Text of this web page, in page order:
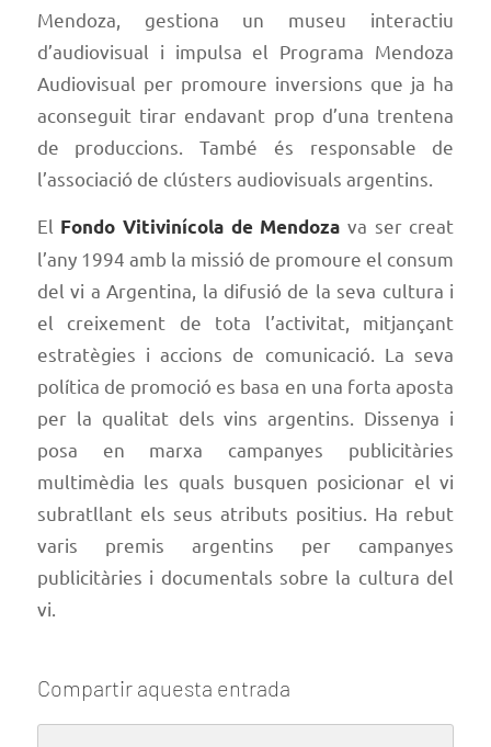
Mendoza, gestiona un museu interactiu
d’audiovisual i impulsa el Programa Mendoza
Audiovisual per promoure inversions que ja ha
aconseguit tirar endavant prop d’una trentena
de produccions. També és responsable de
l’associació de clústers audiovisuals argentins.
El Fondo Vitivinícola de Mendoza va ser creat
l’any 1994 amb la missió de promoure el consum
del vi a Argentina, la difusió de la seva cultura i
el creixement de tota l’activitat, mitjançant
estratègies i accions de comunicació. La seva
política de promoció es basa en una forta aposta
per la qualitat dels vins argentins. Dissenya i
posa en marxa campanyes publicitàries
multimèdia les quals busquen posicionar el vi
subratllant els seus atributs positius. Ha rebut
varis premis argentins per campanyes
publicitàries i documentals sobre la cultura del
vi.
Compartir aquesta entrada